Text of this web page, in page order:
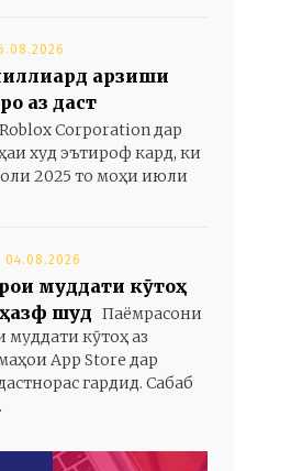
арзиши
аз даст
Corporation дар
худ эътироф кард, ки
2025 то моҳи июли
04.08.2026
муддати кӯтоҳ
шуд Паёмрасони
кӯтоҳ аз
App Store дар
гардид. Сабаб